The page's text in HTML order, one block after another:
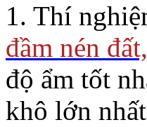
1. Thí
đầm nén
độ ẩm tốt
khô lớn